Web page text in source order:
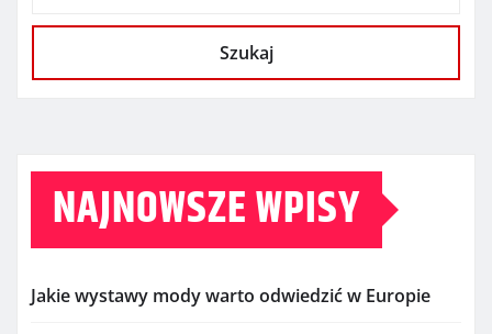
Szukaj
NAJNOWSZE WPISY
Jakie wystawy mody warto odwiedzić w Europie